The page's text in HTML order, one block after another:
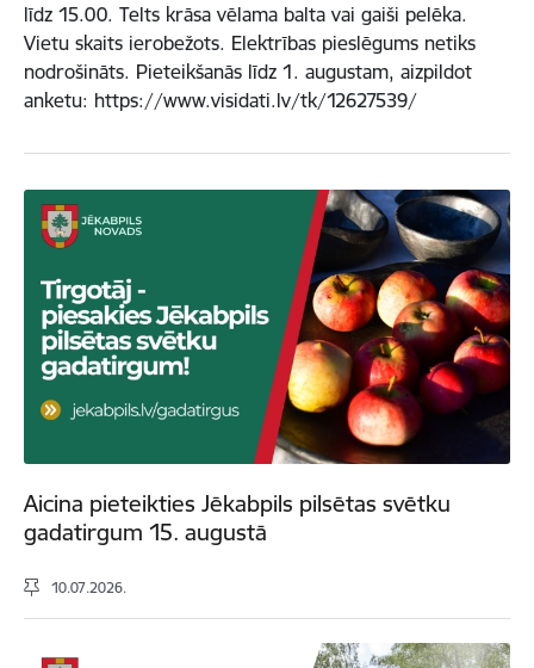
līdz 15.00. Telts krāsa vēlama balta vai gaiši pelēka.
Vietu skaits ierobežots. Elektrības pieslēgums netiks
nodrošināts. Pieteikšanās līdz 1. augustam, aizpildot
anketu: https://www.visidati.lv/tk/12627539/
Aicina pieteikties Jēkabpils pilsētas svētku
gadatirgum 15. augustā
10.07.2026.